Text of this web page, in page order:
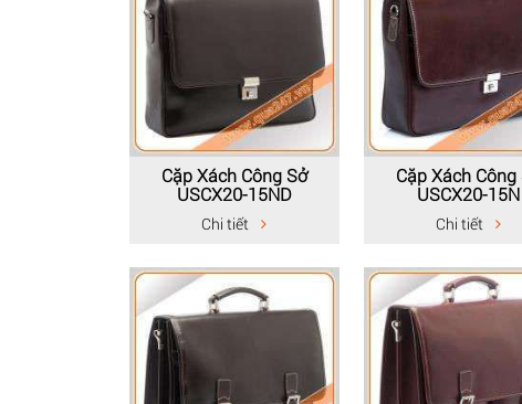
Cặp Xách Công Sở
USCX20-15ND
Chi tiết
Cặp Xách Công
USCX20-15N
Chi tiết